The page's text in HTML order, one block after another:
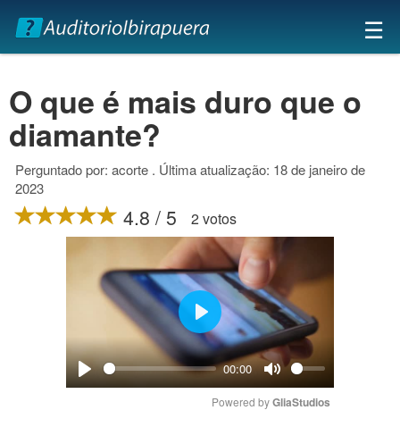
×
☰
O que é mais duro que o
diamante?
Perguntado por: acorte . Última atualização: 18 de janeiro de
2023
4.8 / 5 2 votos
Play
00:00
Mute
Play
Powered by GliaStudios